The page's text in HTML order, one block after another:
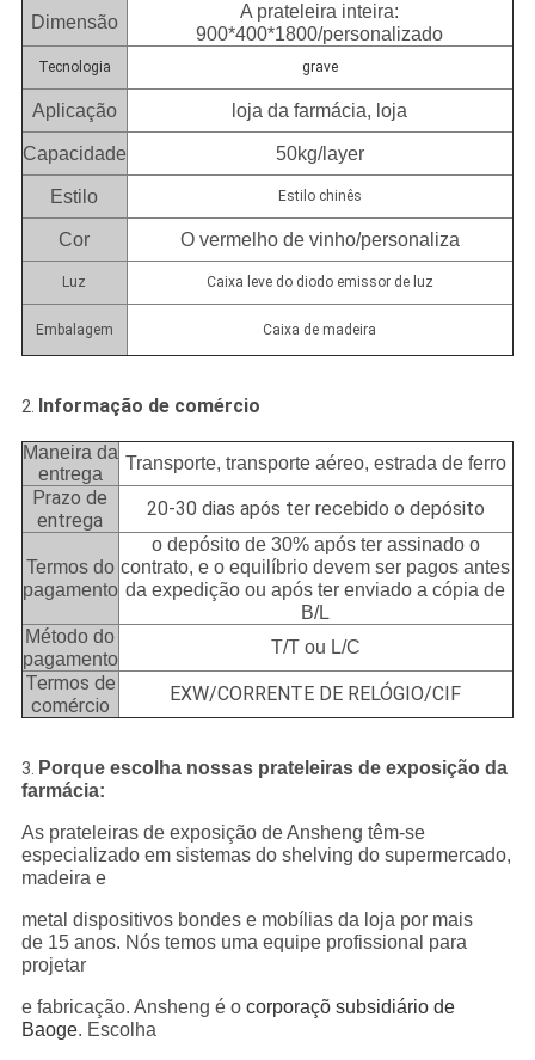
Dimensão
A prateleira inteira:
900*400*1800/personalizado
Tecnologia grave
Aplicação loja da farmácia, loja
Capacidade 50kg/layer
Estilo Estilo chinês
Cor O vermelho de vinho/personaliza
Luz Caixa leve do diodo emissor de luz
Embalagem Caixa de madeira
2. Informação de comércio
Maneira da
entrega
Transporte, transporte aéreo, estrada de ferro
Prazo de
entrega
20-30 dias após ter recebido o depósito
Termos do
pagamento
o depósito de 30% após ter assinado o
contrato, e o equilíbrio devem ser pagos antes
da expedição ou após ter enviado a cópia de
B/L
Método do
pagamento
T/T ou L/C
Termos de
comércio
EXW/CORRENTE DE RELÓGIO/CIF
3. Porque escolha nossas prateleiras de exposição da
farmácia:
As prateleiras de exposição de Ansheng têm-se
especializado em sistemas do shelving do supermercado,
madeira e
metal dispositivos bondes e mobílias da loja por mais
de 15 anos. Nós temos uma equipe profissional para
projetar
e fabricação. Ansheng é o corporaçõ subsidiário de
Baoge. Escolha